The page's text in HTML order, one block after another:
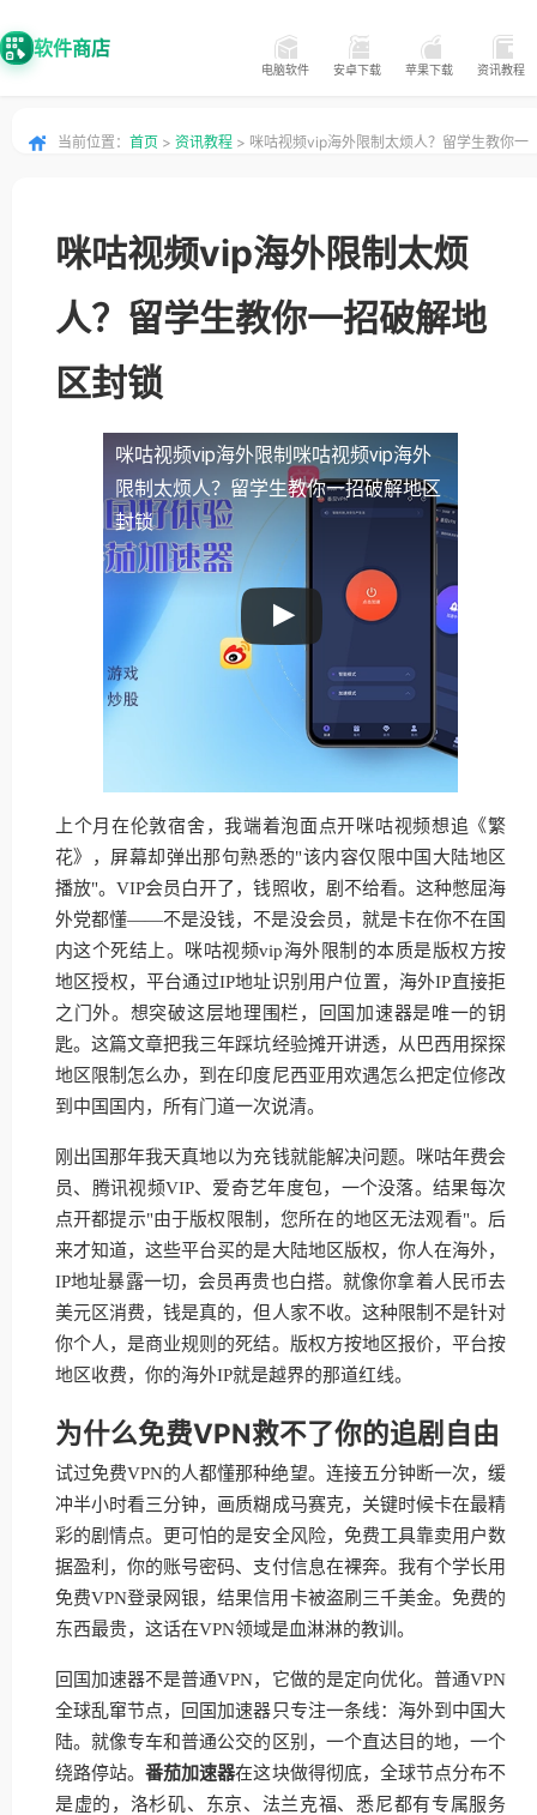
软件商店
电脑软件 安卓下载 苹果下载 资讯教程
当前位置： 首页 > 资讯教程 > 咪咕视频vip海外限制太烦人？留学生教你一
咪咕视频vip海外限制太烦
人？留学生教你一招破解地
区封锁
咪咕视频vip海外限制 咪咕视频vip海外
限制太烦人？留学生教你一招破解地区
封锁
上个月在伦敦宿舍，我端着泡面点开咪咕视频想追《繁
花》，屏幕却弹出那句熟悉的"该内容仅限中国大陆地区
播放"。VIP会员白开了，钱照收，剧不给看。这种憋屈海
外党都懂——不是没钱，不是没会员，就是卡在你不在国
内这个死结上。咪咕视频vip海外限制的本质是版权方按
地区授权，平台通过IP地址识别用户位置，海外IP直接拒
之门外。想突破这层地理围栏，回国加速器是唯一的钥
匙。这篇文章把我三年踩坑经验摊开讲透，从巴西用探探
地区限制怎么办，到在印度尼西亚用欢遇怎么把定位修改
到中国国内，所有门道一次说清。
刚出国那年我天真地以为充钱就能解决问题。咪咕年费会
员、腾讯视频VIP、爱奇艺年度包，一个没落。结果每次
点开都提示"由于版权限制，您所在的地区无法观看"。后
来才知道，这些平台买的是大陆地区版权，你人在海外，
IP地址暴露一切，会员再贵也白搭。就像你拿着人民币去
美元区消费，钱是真的，但人家不收。这种限制不是针对
你个人，是商业规则的死结。版权方按地区报价，平台按
地区收费，你的海外IP就是越界的那道红线。
为什么免费VPN救不了你的追剧自由
试过免费VPN的人都懂那种绝望。连接五分钟断一次，缓
冲半小时看三分钟，画质糊成马赛克，关键时候卡在最精
彩的剧情点。更可怕的是安全风险，免费工具靠卖用户数
据盈利，你的账号密码、支付信息在裸奔。我有个学长用
免费VPN登录网银，结果信用卡被盗刷三千美金。免费的
东西最贵，这话在VPN领域是血淋淋的教训。
回国加速器不是普通VPN，它做的是定向优化。普通VPN
全球乱窜节点，回国加速器只专注一条线：海外到中国大
陆。就像专车和普通公交的区别，一个直达目的地，一个
绕路停站。番茄加速器在这块做得彻底，全球节点分布不
是虚的，洛杉矶、东京、法兰克福、悉尼都有专属服务